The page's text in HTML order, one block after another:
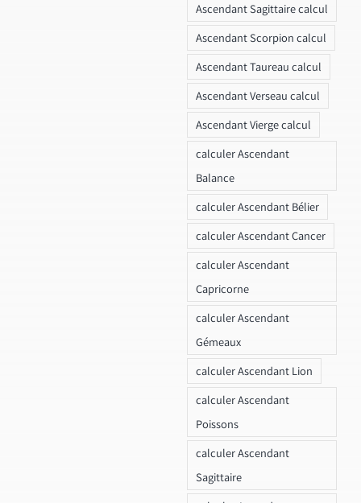
Ascendant Sagittaire calcul
Ascendant Scorpion calcul
Ascendant Taureau calcul
Ascendant Verseau calcul
Ascendant Vierge calcul
calculer Ascendant
Balance
calculer Ascendant Bélier
calculer Ascendant Cancer
calculer Ascendant
Capricorne
calculer Ascendant
Gémeaux
calculer Ascendant Lion
calculer Ascendant
Poissons
calculer Ascendant
Sagittaire